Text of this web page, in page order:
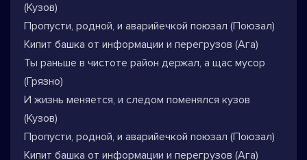
(Кузов)
Пропусти, родной, и аварийечкой поюзал (Поюзал)
Кипит башка от информации и перегрузов (Ага)
Ты раньше в чистоте район держал, а щас мусор
(Грязно)
И жизнь меняется, и следом поменялся кузов
(Кузов)
Пропусти, родной, и аварийечкой поюзал (Поюзал)
Кипит башка от информации и перегрузов (Ага)